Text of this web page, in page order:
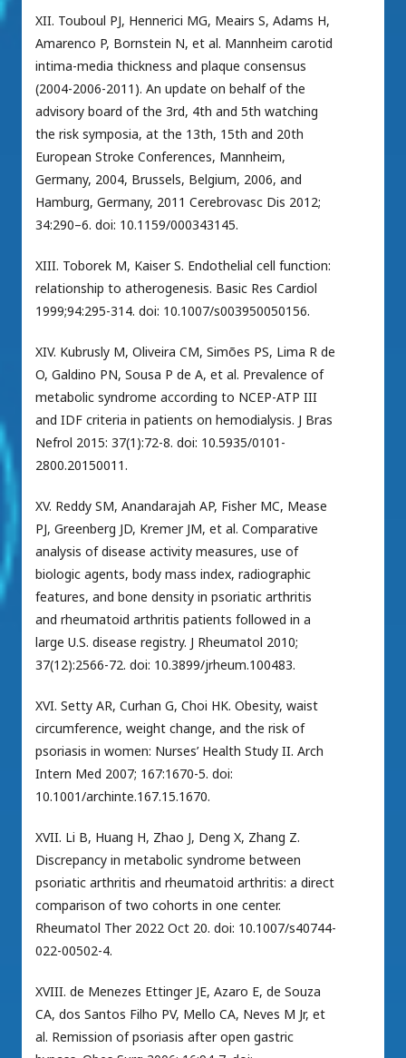
XII. Touboul PJ, Hennerici MG, Meairs S, Adams H,
Amarenco P, Bornstein N, et al. Mannheim carotid
intima-media thickness and plaque consensus
(2004-2006-2011). An update on behalf of the
advisory board of the 3rd, 4th and 5th watching
the risk symposia, at the 13th, 15th and 20th
European Stroke Conferences, Mannheim,
Germany, 2004, Brussels, Belgium, 2006, and
Hamburg, Germany, 2011 Cerebrovasc Dis 2012;
34:290–6. doi: 10.1159/000343145.
XIII. Toborek M, Kaiser S. Endothelial cell function:
relationship to atherogenesis. Basic Res Cardiol
1999;94:295-314. doi: 10.1007/s003950050156.
XIV. Kubrusly M, Oliveira CM, Simões PS, Lima R de
O, Galdino PN, Sousa P de A, et al. Prevalence of
metabolic syndrome according to NCEP-ATP III
and IDF criteria in patients on hemodialysis. J Bras
Nefrol 2015: 37(1):72-8. doi: 10.5935/0101-
2800.20150011.
XV. Reddy SM, Anandarajah AP, Fisher MC, Mease
PJ, Greenberg JD, Kremer JM, et al. Comparative
analysis of disease activity measures, use of
biologic agents, body mass index, radiographic
features, and bone density in psoriatic arthritis
and rheumatoid arthritis patients followed in a
large U.S. disease registry. J Rheumatol 2010;
37(12):2566-72. doi: 10.3899/jrheum.100483.
XVI. Setty AR, Curhan G, Choi HK. Obesity, waist
circumference, weight change, and the risk of
psoriasis in women: Nurses’ Health Study II. Arch
Intern Med 2007; 167:1670-5. doi:
10.1001/archinte.167.15.1670.
XVII. Li B, Huang H, Zhao J, Deng X, Zhang Z.
Discrepancy in metabolic syndrome between
psoriatic arthritis and rheumatoid arthritis: a direct
comparison of two cohorts in one center.
Rheumatol Ther 2022 Oct 20. doi: 10.1007/s40744-
022-00502-4.
XVIII. de Menezes Ettinger JE, Azaro E, de Souza
CA, dos Santos Filho PV, Mello CA, Neves M Jr, et
al. Remission of psoriasis after open gastric